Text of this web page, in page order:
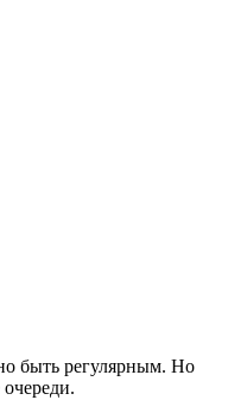
быть регулярным. Но
очереди.